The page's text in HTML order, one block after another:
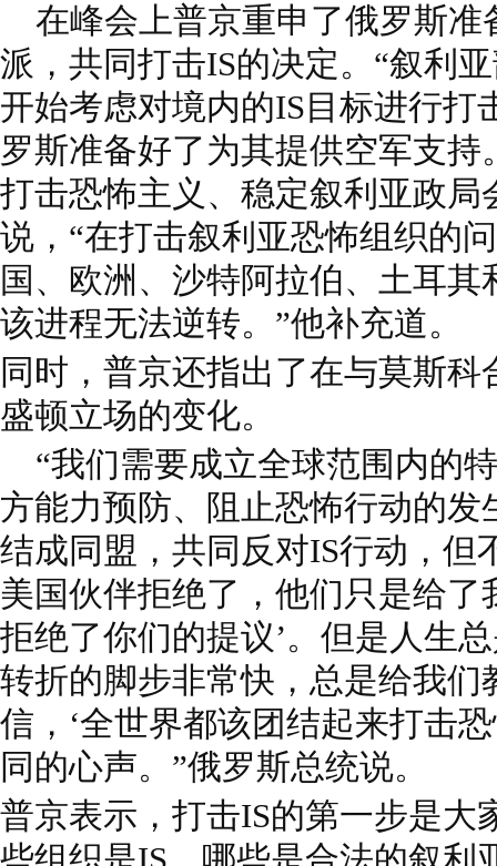
在峰会上普京重申了俄罗斯准
派，共同打击IS的决定。“叙利
开始考虑对境内的IS目标进行打
罗斯准备好了为其提供空军支
打击恐怖主义、稳定叙利亚政局
说，“在打击叙利亚恐怖组织的
国、欧洲、沙特阿拉伯、土耳
该进程无法逆转。”他补充道。
同时，普京还指出了在与莫斯
盛顿立场的变化。
“我们需要成立全球范围内的
方能力预防、阻止恐怖行动的
结成同盟，共同反对IS行动，但
美国伙伴拒绝了，他们只是给了
拒绝了你们的提议’。但是人生
转折的脚步非常快，总是给我们
信，‘全世界都该团结起来打击
同的心声。”俄罗斯总统说。
普京表示，打击IS的第一步是大